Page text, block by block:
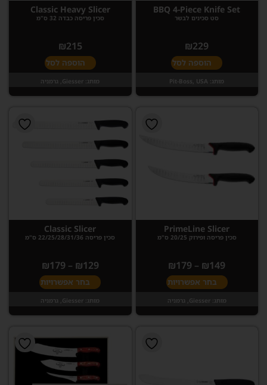
BBQ 4-Piece Knife Set
סט סכינים לבשר
₪229
הוספה לסל
מותג: Pit-Boss, USA
Classic Heavy Slicer
סכין פריסה כבדה 32 ס"מ
₪215
הוספה לסל
מותג: Giesser, גרמניה
PrimeLine Slicer
סכין פריסה ופירוק 20/25 ס"מ
₪149
–
₪179
בחר אפשרויות
מותג:Giesser, גרמניה
Classic Slicer
סכין פריסה 22/25/28/31/36 ס"מ
₪129
–
₪179
בחר אפשרויות
מותג: Giesser, גרמניה